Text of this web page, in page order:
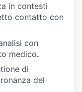
in contesti
contatto con
con
medico.
di
del